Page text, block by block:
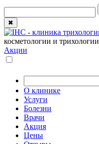
✖
косметологии и трихологии
Акции
О клинике
Услуги
Болезни
Врачи
Акция
Цены